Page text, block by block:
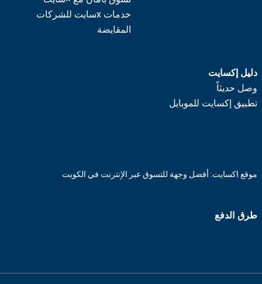
خدمات xسايت للشركات
المقايضة
دليل إكسايت
وصل حديثاً
تطبيق إكسايت للموبايل
موقع اكسايت: أفضل وجهة للتسوق عبر الإنترنت في الكويت
طرق الدفع